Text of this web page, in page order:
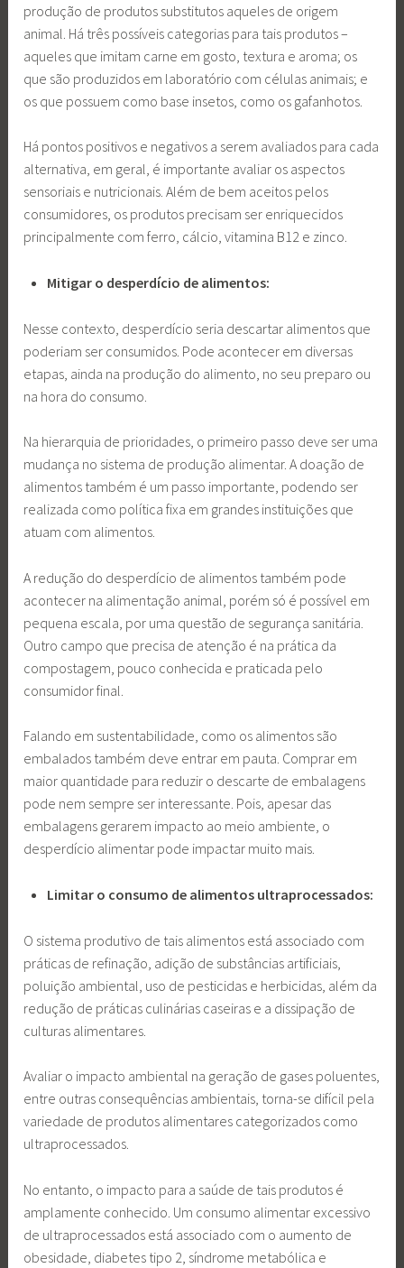
produção de produtos substitutos aqueles de origem
animal. Há três possíveis categorias para tais produtos –
aqueles que imitam carne em gosto, textura e aroma; os
que são produzidos em laboratório com células animais; e
os que possuem como base insetos, como os gafanhotos.
Há pontos positivos e negativos a serem avaliados para cada
alternativa, em geral, é importante avaliar os aspectos
sensoriais e nutricionais. Além de bem aceitos pelos
consumidores, os produtos precisam ser enriquecidos
principalmente com ferro, cálcio, vitamina B12 e zinco.
Mitigar o desperdício de alimentos:
Nesse contexto, desperdício seria descartar alimentos que
poderiam ser consumidos. Pode acontecer em diversas
etapas, ainda na produção do alimento, no seu preparo ou
na hora do consumo.
Na hierarquia de prioridades, o primeiro passo deve ser uma
mudança no sistema de produção alimentar. A doação de
alimentos também é um passo importante, podendo ser
realizada como política fixa em grandes instituições que
atuam com alimentos.
A redução do desperdício de alimentos também pode
acontecer na alimentação animal, porém só é possível em
pequena escala, por uma questão de segurança sanitária.
Outro campo que precisa de atenção é na prática da
compostagem, pouco conhecida e praticada pelo
consumidor final.
Falando em sustentabilidade, como os alimentos são
embalados também deve entrar em pauta. Comprar em
maior quantidade para reduzir o descarte de embalagens
pode nem sempre ser interessante. Pois, apesar das
embalagens gerarem impacto ao meio ambiente, o
desperdício alimentar pode impactar muito mais.
Limitar o consumo de alimentos ultraprocessados:
O sistema produtivo de tais alimentos está associado com
práticas de refinação, adição de substâncias artificiais,
poluição ambiental, uso de pesticidas e herbicidas, além da
redução de práticas culinárias caseiras e a dissipação de
culturas alimentares.
Avaliar o impacto ambiental na geração de gases poluentes,
entre outras consequências ambientais, torna-se difícil pela
variedade de produtos alimentares categorizados como
ultraprocessados.
No entanto, o impacto para a saúde de tais produtos é
amplamente conhecido. Um consumo alimentar excessivo
de ultraprocessados está associado com o aumento de
obesidade, diabetes tipo 2, síndrome metabólica e